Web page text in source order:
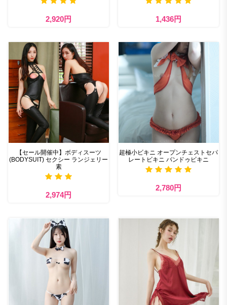
2,920円 1,436円
【セール開催中】ボディスーツ
(BODYSUIT) セクシー ランジェリー
素
2,974円
超極小ビキニ オープンチェストセパ
レートビキニ バンドゥビキニ
2,780円